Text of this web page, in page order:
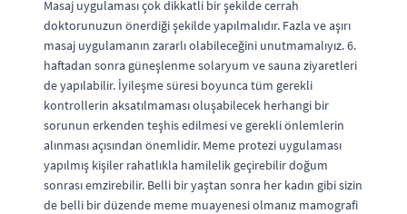
Masaj uygulaması çok dikkatli bir şekilde cerrah
doktorunuzun önerdiği şekilde yapılmalıdır. Fazla ve aşırı
masaj uygulamanın zararlı olabileceğini unutmamalıyız. 6.
haftadan sonra güneşlenme solaryum ve sauna ziyaretleri
de yapılabilir. İyileşme süresi boyunca tüm gerekli
kontrollerin aksatılmaması oluşabilecek herhangi bir
sorunun erkenden teşhis edilmesi ve gerekli önlemlerin
alınması açısından önemlidir. Meme protezi uygulaması
yapılmış kişiler rahatlıkla hamilelik geçirebilir doğum
sonrası emzirebilir. Belli bir yaştan sonra her kadın gibi sizin
de belli bir düzende meme muayenesi olmanız mamografi